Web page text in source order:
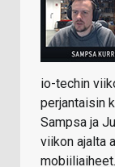
io-techin
perjantaisin
Sampsa ja
viikon ajalta
mobiiliaiheet.